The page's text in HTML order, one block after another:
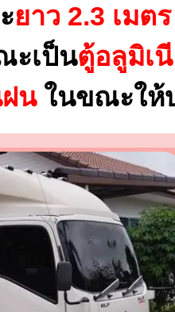
ยาว 2.3 เมตร
ะเป็นตู้อลูมิเ
นในขณะให้